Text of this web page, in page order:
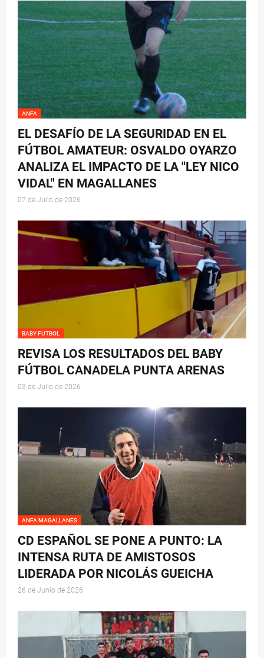
ANFA
EL DESAFÍO DE LA SEGURIDAD EN EL
FÚTBOL AMATEUR: OSVALDO OYARZO
ANALIZA EL IMPACTO DE LA "LEY NICO
VIDAL" EN MAGALLANES
07 de Julio de 2026
BABY FUTBOL
REVISA LOS RESULTADOS DEL BABY
FÚTBOL CANADELA PUNTA ARENAS
03 de Julio de 2026
ANFA MAGALLANES
CD ESPAÑOL SE PONE A PUNTO: LA
INTENSA RUTA DE AMISTOSOS
LIDERADA POR NICOLÁS GUEICHA
26 de Junio de 2026